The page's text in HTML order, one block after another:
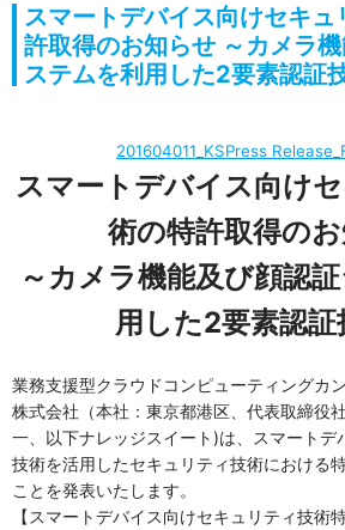
スマートデバイス向けセキュ
許取得のお知らせ ～カメラ
ステムを利用した2要素認証
201604011_KSPress
スマートデバイス向け
術の特許取得の
～カメラ機能及び顔認
用した2要素認証
業務支援型クラウドコンピューティングカ
株式会社（本社：東京都港区、代表取締役
一、以下ナレッジスイート)は、スマートデ
技術を活用したセキュリティ技術における
ことを発表いたします。
【スマートデバイス向けセキュリティ技術